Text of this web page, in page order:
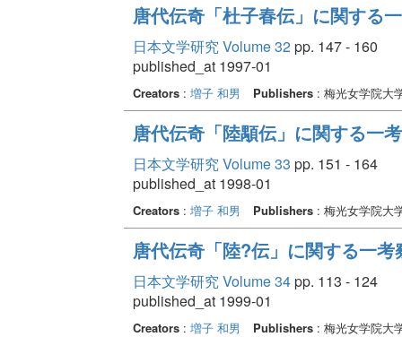
唐代伝奇「杜子春伝」に関する
日本文学研究 Volume 32pp. 147 - 160
published_at 1997-01
Creators: 増子 和男 Publishers: 梅光女学院大
唐代伝奇「陸顒伝」に関する一
日本文学研究 Volume 33 pp. 151 - 164
published_at 1998-01
Creators: 増子 和男 Publishers: 梅光女学院大
唐代伝奇「陸?伝」に関する一考
日本文学研究 Volume 34pp. 113 - 124
published_at 1999-01
Creators: 増子 和男 Publishers: 梅光女学院大